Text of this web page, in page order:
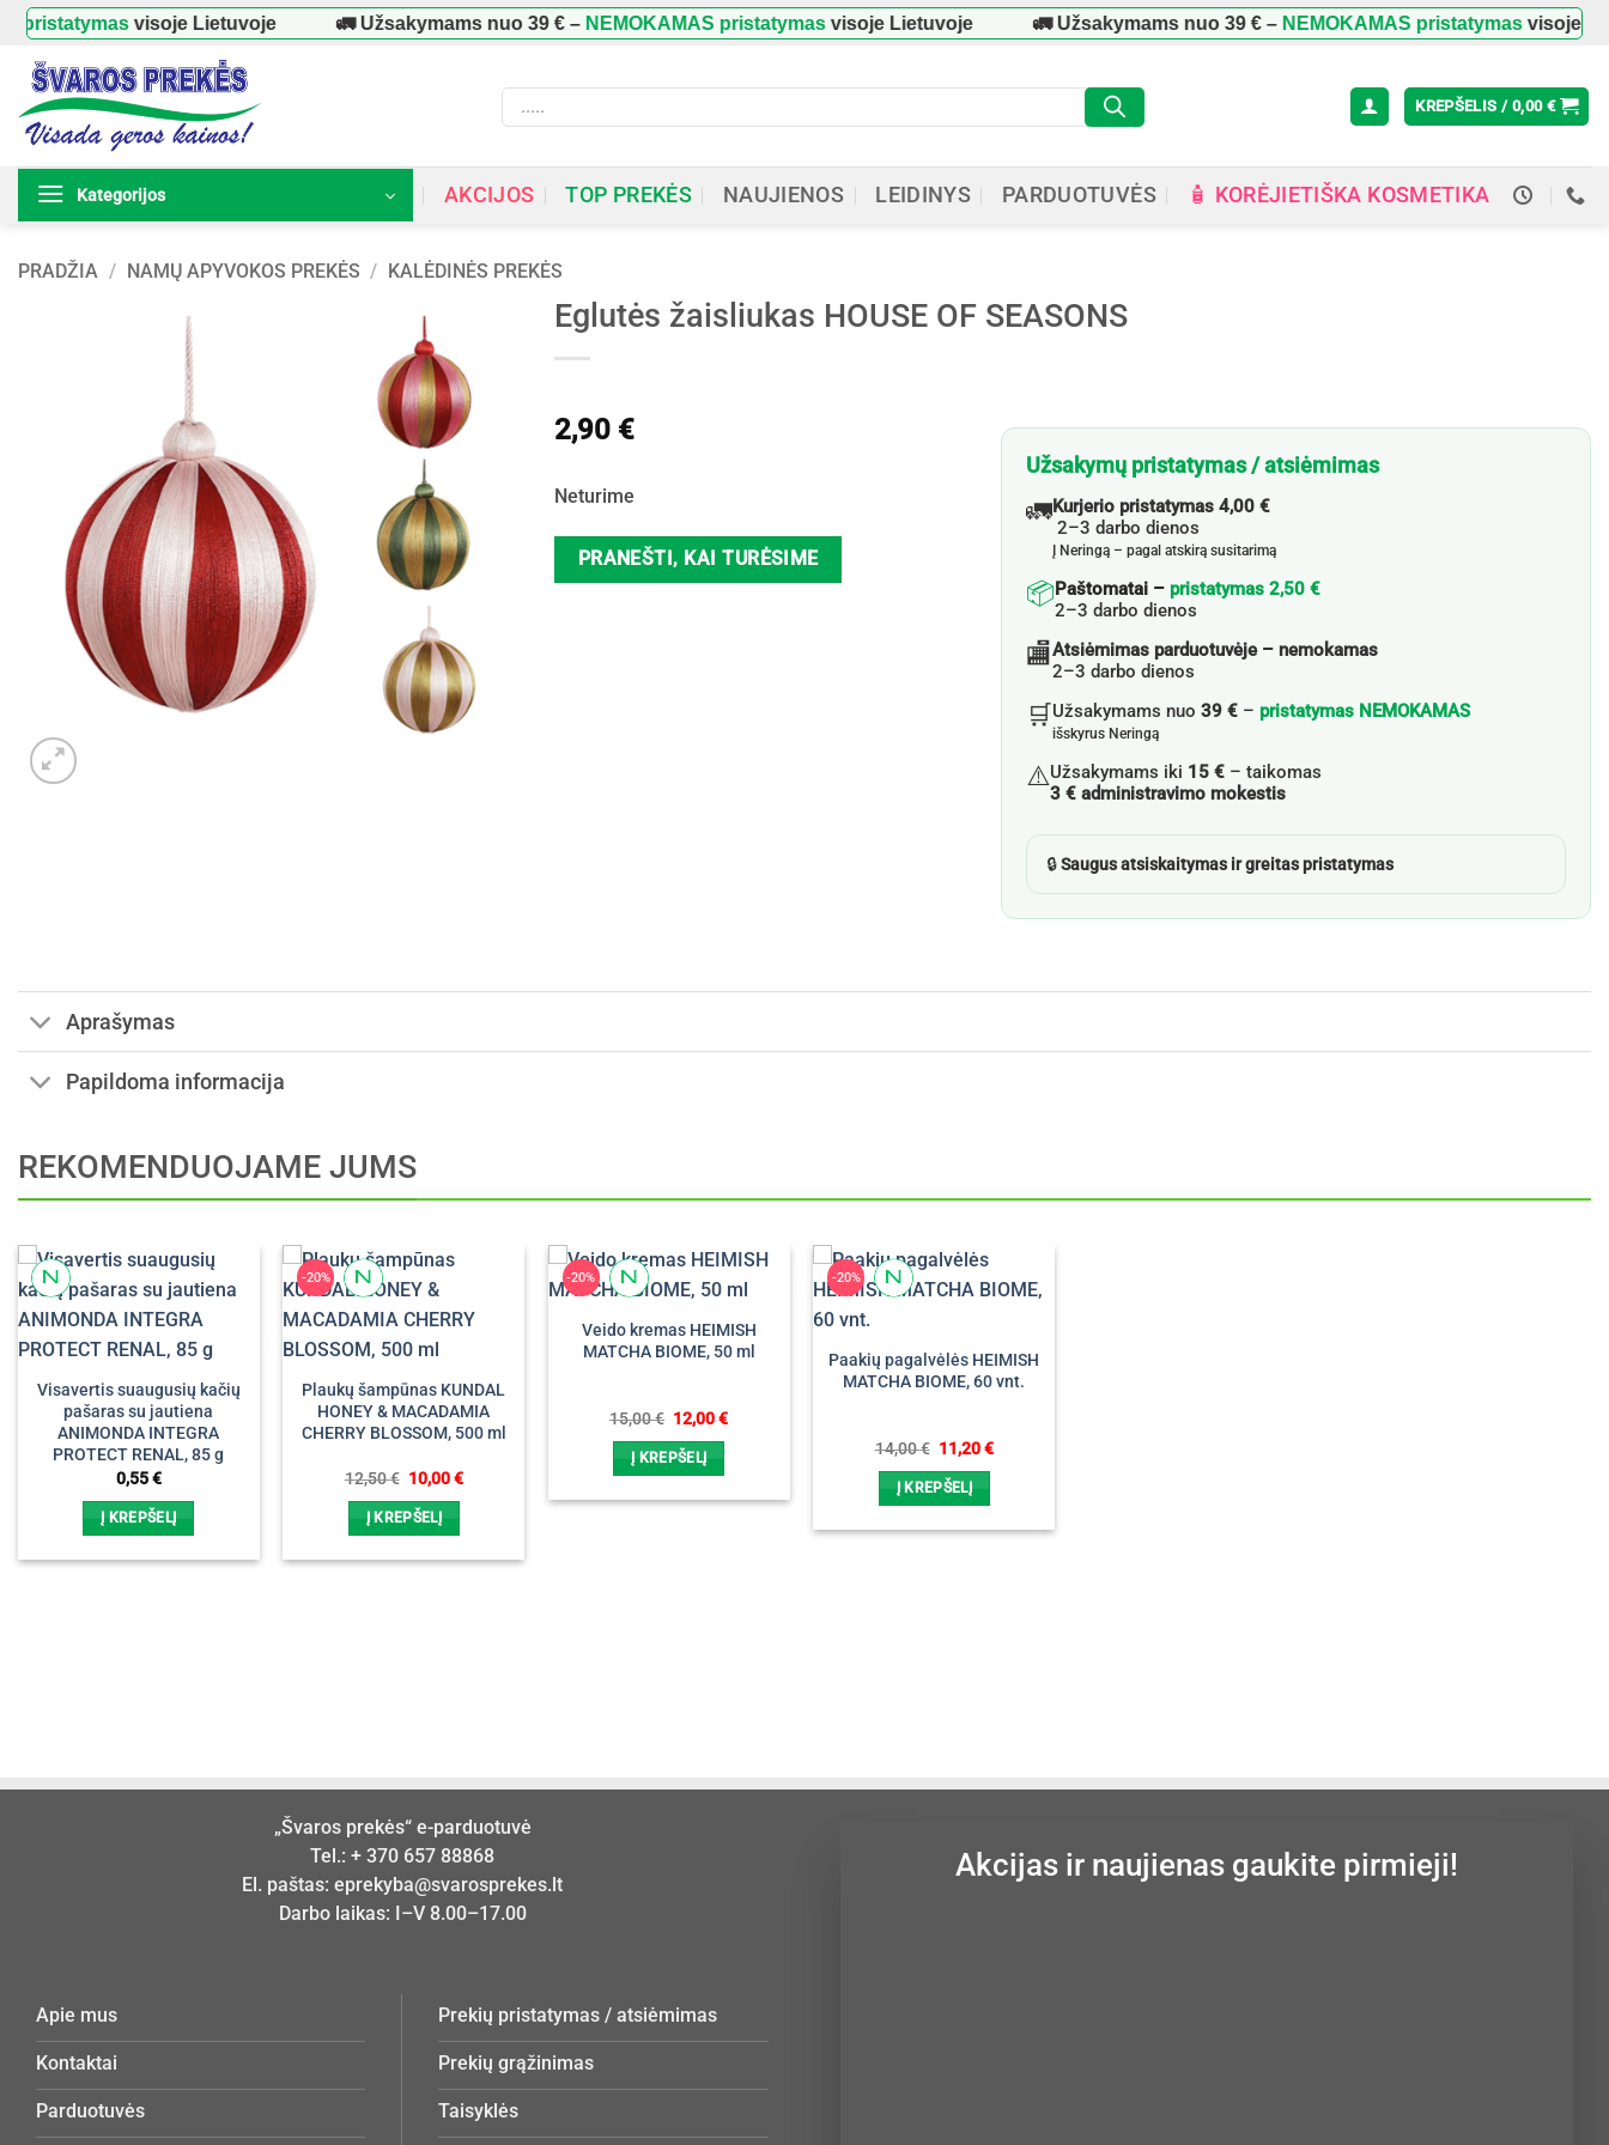
Skip
content
pristatymasvisoje Lietuvoje 🚛 Užsakymams nuo39 €– NEMOKAMAS pristatymasvisoje Lietuvoje 🚛 Užsakymams nuo39 €– NEMOKAMAS pristatymasvisoje
Products
search
KREPŠELIS / 0,00 €
Kategorijos AKCIJOS TOP PREKĖS NAUJIENOS LEIDINYS PARDUOTUVĖS 🧴 KORĖJIETIŠKA KOSMETIKA
PRADŽIA / NAMŲ APYVOKOS PREKĖS / KALĖDINĖS PREKĖS
Eglutės žaisliukas HOUSE OF SEASONS
2,90 €
Neturime
PRANEŠTI, KAI TURĖSIME
Užsakymų pristatymas / atsiėmimas
🚛Kurjerio pristatymas 4,00 €
2–3 darbo dienos
Į Neringą – pagal atskirą susitarimą
📦Paštomatai – pristatymas 2,50 €
2–3 darbo dienos
🏬Atsiėmimas parduotuvėje – nemokamas
2–3 darbo dienos
🛒Užsakymams nuo39 € – pristatymas NEMOKAMAS
išskyrus Neringą
⚠️Užsakymams iki 15 € – taikomas
3 € administravimo mokestis
🔒Saugus atsiskaitymas ir greitas pristatymas
Aprašymas
Papildoma informacija
REKOMENDUOJAME JUMS
Visavertis suaugusių kačių
pašaras su jautiena
ANIMONDA INTEGRA
PROTECT RENAL, 85 g
0,55€
Į KREPŠELĮ
-20%
Plaukų šampūnas KUNDAL
HONEY & MACADAMIA
CHERRY BLOSSOM, 500 ml
12,50€ Original
was:
12,50 €.
10,00€Current
Į KREPŠELĮ
-20%
Veido kremas HEIMISH
MATCHA BIOME, 50 ml
15,00€ Original
was:
15,00 €.
12,00€Current
Į KREPŠELĮ
-20%
Paakių pagalvėlės HEIMISH
MATCHA BIOME, 60 vnt.
14,00€ Original
was:
14,00 €.
11,20€Current
Į KREPŠELĮ
„Švaros prekės“ e-parduotuvė
Tel.: + 370 657 88868
El. paštas: eprekyba@svarosprekes.lt
Darbo laikas: I–V 8.00–17.00
Apie mus
Kontaktai
Parduotuvės
Prekių pristatymas / atsiėmimas
Prekių grąžinimas
Taisyklės
Akcijas ir naujienas gaukite pirmieji!